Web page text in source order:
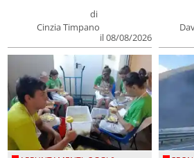
di
Cinzia Timpano
il 08/08/2026